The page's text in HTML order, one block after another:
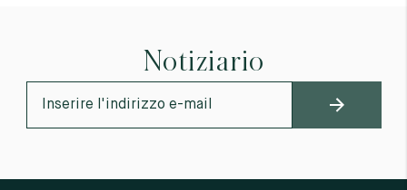
Notiziario